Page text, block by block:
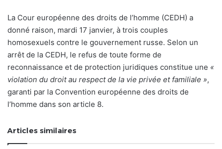
La Cour européenne des droits de l’homme (CEDH) a
donné raison, mardi 17 janvier, à trois couples
homosexuels contre le gouvernement russe. Selon un
arrêt de la CEDH, le refus de toute forme de
reconnaissance et de protection juridiques constitue une «
violation du droit au respect de la vie privée et familiale »,
garanti par la Convention européenne des droits de
l’homme dans son article 8.
Articles similaires